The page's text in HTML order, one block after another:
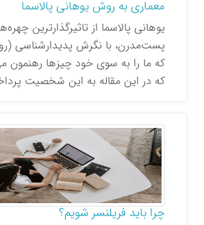
معماری به روش یوهانی پالاسما
یوهانی پالاسما از تاثیرگذارترین
پست‌مدرن، با نگرش پدیدارشناسی
که ما را به سوی خود چیزها رهنمون
که در این مقاله به این شخصیت
چرا باید فریلنسر شویم؟